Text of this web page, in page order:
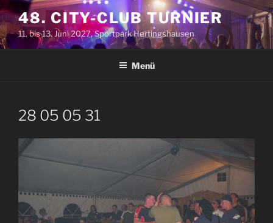
Zum
Inhalt
springen
48. CITY-CLUB TURNIER
11. bis 13. Juni 2027, Sportpark Hertingshausen
Menü
28 05 05 31